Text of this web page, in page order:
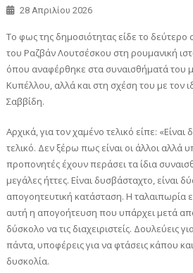
28 Απριλίου 2026
Το φως της δημοσιότητας είδε το δεύτερο
του Ραζβάν Λουτσέσκου στη ρουμανική
όπου αναφέρθηκε στα συναισθήματά του
Κυπέλλου, αλλά και στη σχέση του με τον
Σαββίδη.
Αρχικά, για τον χαμένο τελικό είπε:
τελικό. Δεν ξέρω πως είναι οι άλλοι αλλά
προπονητές έχουν περάσει τα ίδια
μεγάλες ήττες. Είναι δυσβάσταχτο, είναι
απογοητευτική κατάσταση. Η ταλαιπωρία
αυτή η απογοήτευση που υπάρχει μετά από
δύσκολο να τις διαχειριστείς. Δουλεύεις
πάντα, υποφέρεις για να φτάσεις κάπου
δυσκολία.